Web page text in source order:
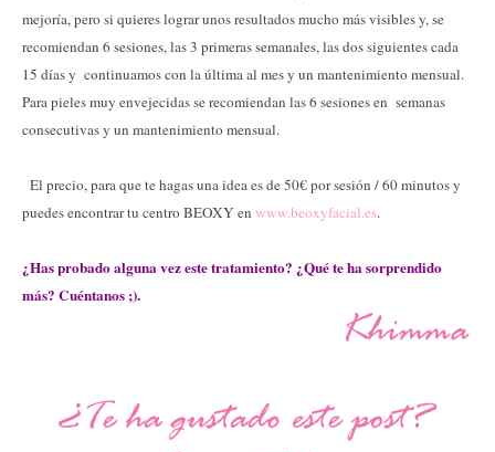
mejoría, pero si quieres lograr unos resultados mucho más visibles y, se
recomiendan 6 sesiones, las 3 primeras semanales, las dos siguientes cada
15 días y continuamos con la última al mes y un mantenimiento mensual.
Para pieles muy envejecidas se recomiendan las 6 sesiones en semanas
consecutivas y un mantenimiento mensual.
El precio, para que te hagas una idea es de 50€ por sesión / 60 minutos y
puedes encontrar tu centro BEOXY en www.beoxyfacial.es.
¿Has probado alguna vez este tratamiento? ¿Qué te ha sorprendido
más? Cuéntanos ;).